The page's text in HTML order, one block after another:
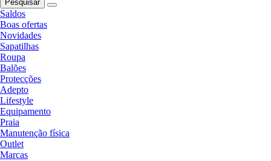
Pesquisar
Saldos
Boas ofertas
Novidades
Sapatilhas
Roupa
Balões
Protecções
Adepto
Lifestyle
Equipamento
Praia
Manutenção física
Outlet
Marcas